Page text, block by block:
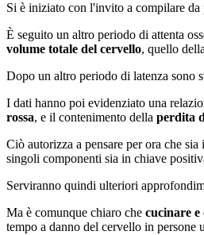
Si è iniziato con l'invito a compilare da
È seguito un altro periodo di attenta
volume totale del cervello, quello
Dopo un altro periodo di latenza sono
I dati hanno poi evidenziato una
rossa, e il contenimento della perdita
Ciò autorizza a pensare per ora che sia
singoli componenti sia in chiave
Serviranno quindi ulteriori
Ma è comunque chiaro che cucinare
tempo a danno del cervello in persone